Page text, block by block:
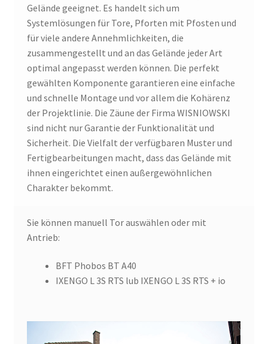
Gelände geeignet. Es handelt sich um
Systemlösungen für Tore, Pforten mit Pfosten und
für viele andere Annehmlichkeiten, die
zusammengestellt und an das Gelände jeder Art
optimal angepasst werden können. Die perfekt
gewählten Komponente garantieren eine einfache
und schnelle Montage und vor allem die Kohärenz
der Projektlinie. Die Zäune der Firma WISNIOWSKI
sind nicht nur Garantie der Funktionalität und
Sicherheit. Die Vielfalt der verfügbaren Muster und
Fertigbearbeitungen macht, dass das Gelände mit
ihnen eingerichtet einen außergewöhnlichen
Charakter bekommt.
Sie können manuell Tor auswählen oder mit
Antrieb:
BFT Phobos BT A40
IXENGO L 3S RTS lub IXENGO L 3S RTS + io